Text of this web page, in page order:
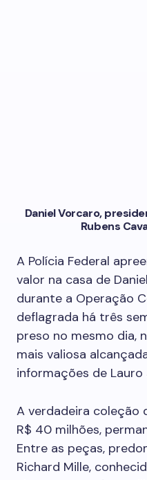
Daniel Vorcaro,
Rubens
A Polícia Federal
valor na casa de
durante a Operação
deflagrada há três
preso no mesmo dia,
mais valiosa
informações de
A verdadeira coleção
R$ 40 milhões,
Entre as peças,
Richard Mille,